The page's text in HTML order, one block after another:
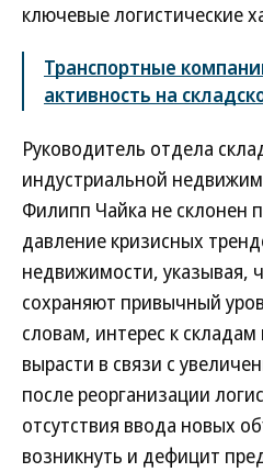
ключевые логистические
Транспортные
активность на
Руководитель отдела
индустриальной
Филипп Чайка не склонен
давление кризисных
недвижимости, указывая,
сохраняют привычный
словам, интерес к
вырасти в связи с
после реорганизации
отсутствия ввода новых
возникнуть и дефицит